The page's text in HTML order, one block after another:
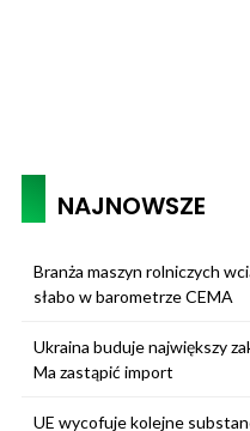
NAJNOWSZE
Branża maszyn rolniczych
słabo w barometrze CEMA
Ukraina buduje największy
Ma zastąpić import
UE wycofuje kolejne